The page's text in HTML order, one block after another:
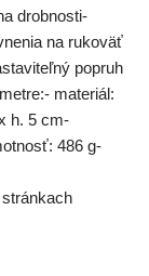
drobnosti-
na rukoväť
popruh
materiál:
h. 5 cm-
486 g-